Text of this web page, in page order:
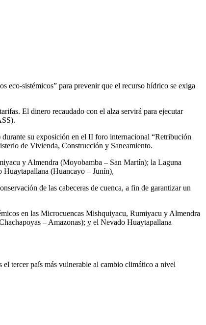
eco-sistémicos” para prevenir que el recurso hídrico se exiga
El dinero recaudado con el alza servirá para ejecutar
su exposición en el II foro internacional “Retribución
de Vivienda, Construcción y Saneamiento.
y Almendra (Moyobamba – San Martín); la Laguna
(Huancayo – Junín),
de las cabeceras de cuenca, a fin de garantizar un
en las Microcuencas Mishquiyacu, Rumiyacu y Almendra
– Amazonas); y el Nevado Huaytapallana
el tercer país más vulnerable al cambio climático a nivel